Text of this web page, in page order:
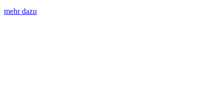
mehr dazu